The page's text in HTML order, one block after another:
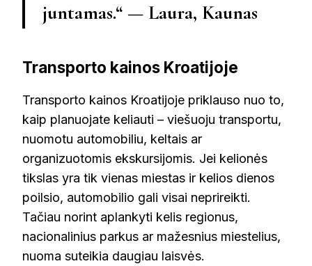
juntamas.“ — Laura, Kaunas
Transporto kainos Kroatijoje
Transporto kainos Kroatijoje priklauso nuo to,
kaip planuojate keliauti – viešuoju transportu,
nuomotu automobiliu, keltais ar
organizuotomis ekskursijomis. Jei kelionės
tikslas yra tik vienas miestas ir kelios dienos
poilsio, automobilio gali visai neprireikti.
Tačiau norint aplankyti kelis regionus,
nacionalinius parkus ar mažesnius miestelius,
nuoma suteikia daugiau laisvės.